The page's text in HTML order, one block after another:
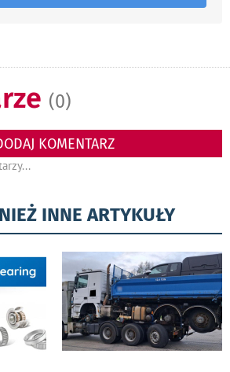
(0)
KOMENTARZ
INNE ARTYKUŁY